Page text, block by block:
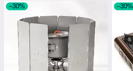
–30% –30%